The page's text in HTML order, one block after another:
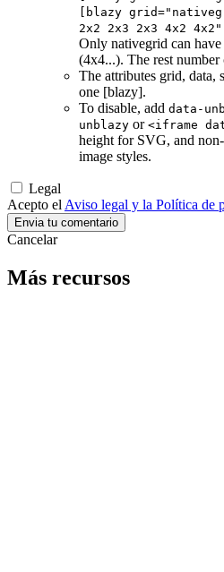
[blazy
2x2 2x3 2x3 4x2
Only nativegrid can
(4x4...). The rest number
The attributes grid, data,
one [blazy].
To disable, add data-
unblazy or <iframe
height for SVG, and
image styles.
Legal
Acepto el Aviso legal y la Política de
Cancelar
Más recursos